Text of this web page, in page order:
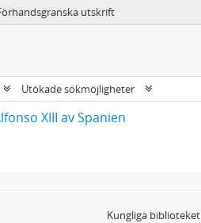
utskrift
Utökade sökmöjligheter
XIII av Spanien
Kungliga